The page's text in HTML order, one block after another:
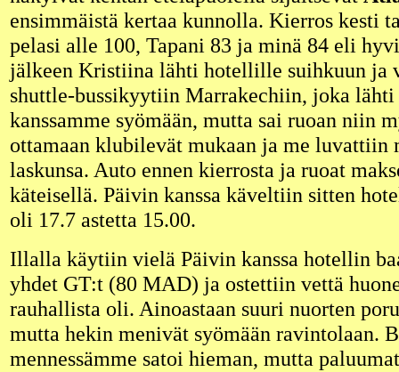
ensimmäistä kertaa kunnolla. Kierros kesti
pelasi alle 100, Tapani 83 ja minä 84 eli
jälkeen Kristiina lähti hotellille suihkuun ja
shuttle-bussikyytiin Marrakechiin, joka lähti
kanssamme syömään, mutta sai ruoan niin
ottamaan klubilevät mukaan ja me luvattiin
laskunsa. Auto ennen kierrosta ja ruoat
käteisellä. Päivin kanssa käveltiin sitten
oli 17.7 astetta 15.00.
Illalla käytiin vielä Päivin kanssa hotellin
yhdet GT:t (80 MAD) ja ostettiin vettä
rauhallista oli. Ainoastaan suuri nuorten
mutta hekin menivät syömään ravintolaan.
mennessämme satoi hieman, mutta